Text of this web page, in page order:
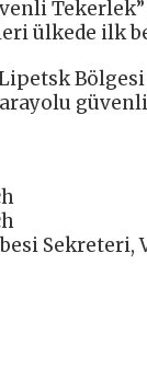
ülkede ilk
Lipetsk